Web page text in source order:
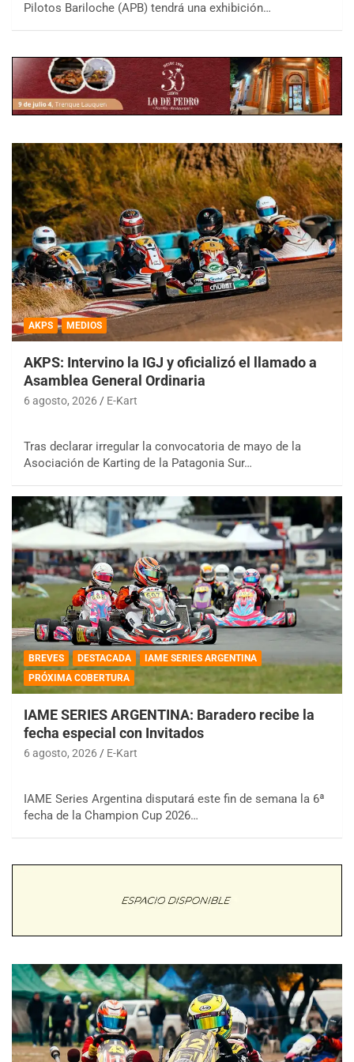
Pilotos Bariloche (APB) tendrá una exhibición…
AKPS MEDIOS
AKPS: Intervino la IGJ y oficializó el llamado a
Asamblea General Ordinaria
6 agosto, 2026 E-Kart
Tras declarar irregular la convocatoria de mayo de la
Asociación de Karting de la Patagonia Sur…
BREVES DESTACADA
IAME SERIES ARGENTINA
PRÓXIMA COBERTURA
IAME SERIES ARGENTINA: Baradero recibe la
fecha especial con Invitados
6 agosto, 2026 E-Kart
IAME Series Argentina disputará este fin de semana la 6ª
fecha de la Champion Cup 2026…